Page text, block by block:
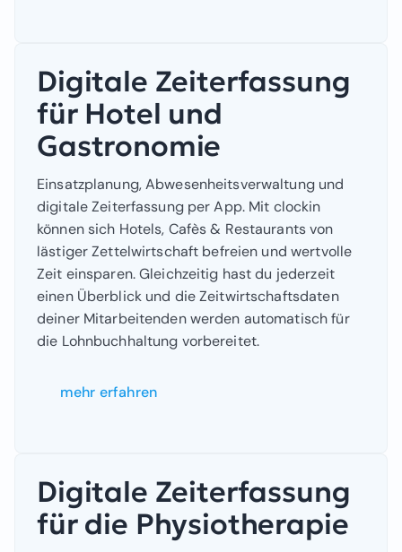
Digitale Zeiterfassung
für Hotel und
Gastronomie
Einsatzplanung, Abwesenheitsverwaltung und
digitale Zeiterfassung per App. Mit clockin
können sich Hotels, Cafès & Restaurants von
lästiger Zettelwirtschaft befreien und wertvolle
Zeit einsparen. Gleichzeitig hast du jederzeit
einen Überblick und die Zeitwirtschaftsdaten
deiner Mitarbeitenden werden automatisch für
die Lohnbuchhaltung vorbereitet.
mehr erfahren
Digitale Zeiterfassung
für die Physiotherapie